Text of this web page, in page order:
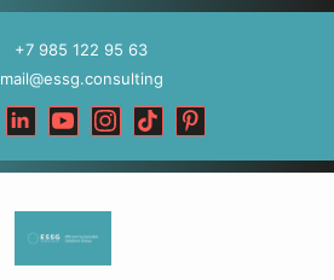
+7 985 122 95 63
mail@essg.consulting